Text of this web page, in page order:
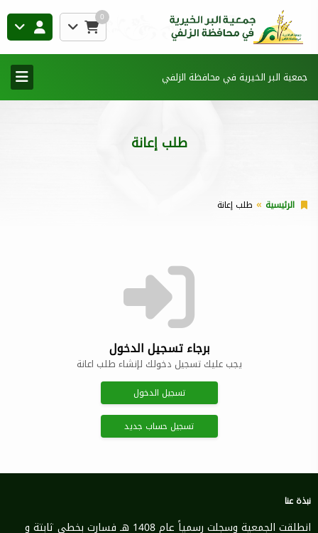
0
جمعية البر الخيرية في محافظة الزلفي
طلب إعانة
الرئيسية طلب إعانة
برجاء تسجيل الدخول
يجب عليك تسجيل دخولك لإنشاء طلب اعانة
تسجيل الدخول
تسجيل حساب جديد
نبذة عنا
انطلقت الجمعية وسجلت رسمياً عام 1408 هـ فسارت بخطى ثابتة و